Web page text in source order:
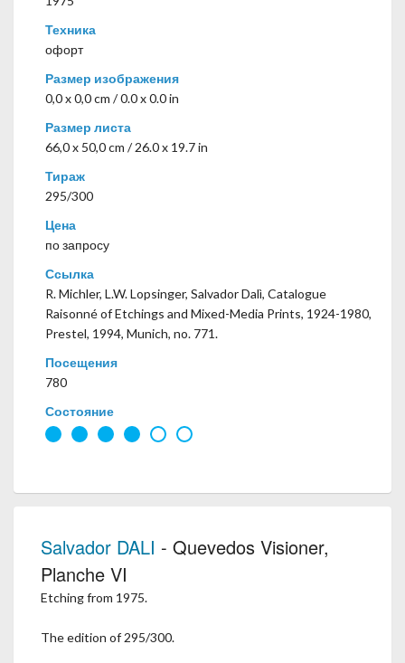
Техника
офорт
Размер изображения
0,0 x 0,0 cm / 0.0 x 0.0 in
Размер листа
66,0 x 50,0 cm / 26.0 x 19.7 in
Тираж
295/300
Цена
по запросу
Ссылка
R. Michler, L.W. Lopsinger, Salvador Dalì, Catalogue
Raisonné of Etchings and Mixed-Media Prints, 1924-1980,
Prestel, 1994, Munich, no. 771.
Посещения
780
Состояние
Salvador DALI - Quevedos Visioner,
Planche VI
Etching from 1975.
The edition of 295/300.